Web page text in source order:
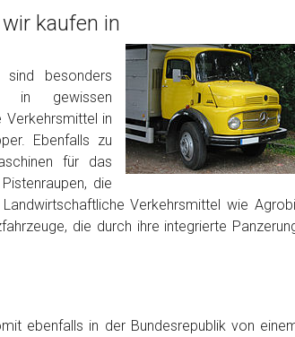
kaufen in
besonders
in gewissen
Verkehrsmittel in
Ebenfalls zu
für das
die
Verkehrsmittel wie Agrobil
die durch ihre integrierte
ebenfalls in der Bundesrepublik von